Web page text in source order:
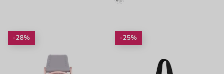
-28% -25%